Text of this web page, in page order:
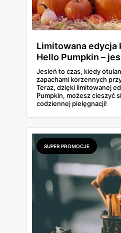
Limitowana edycja
Hello Pumpkin –
Jesień to czas, kiedy
zapachami korzennych
Teraz, dzięki limitowanej
Pumpkin, możesz cieszyć
codziennej pielęgnacji!
SUPER PROMOCJE